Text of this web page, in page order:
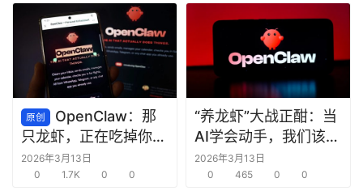
原创
OpenClaw：那
只龙虾，正在吃掉你的
脑子
2026年3月13日
0
1.7K 0 0
“养龙虾”大战正酣：当
AI学会动手，我们该欢
呼还是警惕？
2026年3月13日
0
465 0 0